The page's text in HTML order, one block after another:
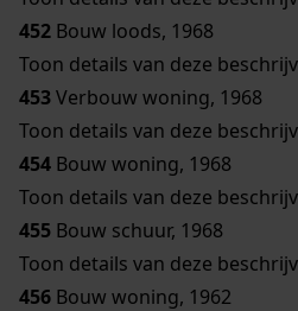
452 Bouw loods, 1968
Toon details van deze
453Verbouw woning, 1968
Toon details van deze
454 Bouw woning, 1968
Toon details van deze
455 Bouw schuur, 1968
Toon details van deze
456 Bouw woning, 1962